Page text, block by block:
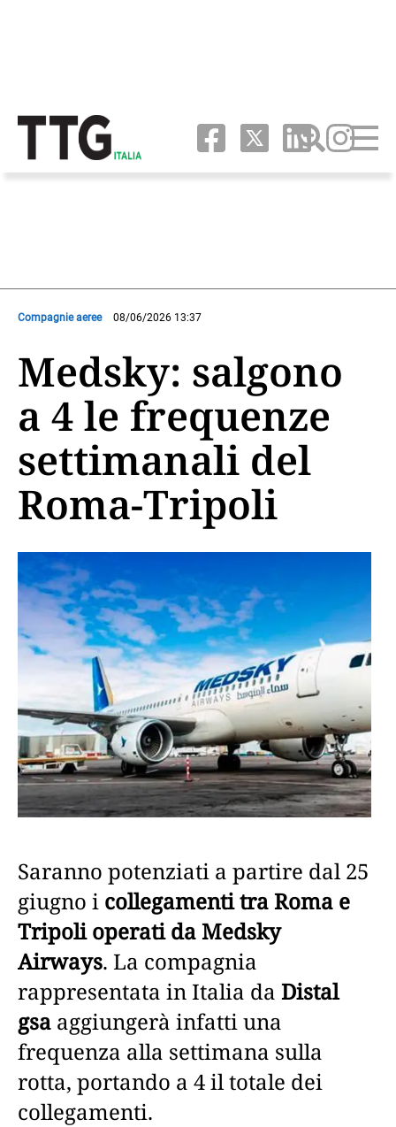
Compagnie aeree 08/06/2026 13:37
Medsky: salgono
a 4 le frequenze
settimanali del
Roma-Tripoli
Saranno potenziati a partire dal 25
giugno i collegamenti tra Roma e
Tripoli operati da Medsky
Airways. La compagnia
rappresentata in Italia da Distal
gsa aggiungerà infatti una
frequenza alla settimana sulla
rotta, portando a 4 il totale dei
collegamenti.